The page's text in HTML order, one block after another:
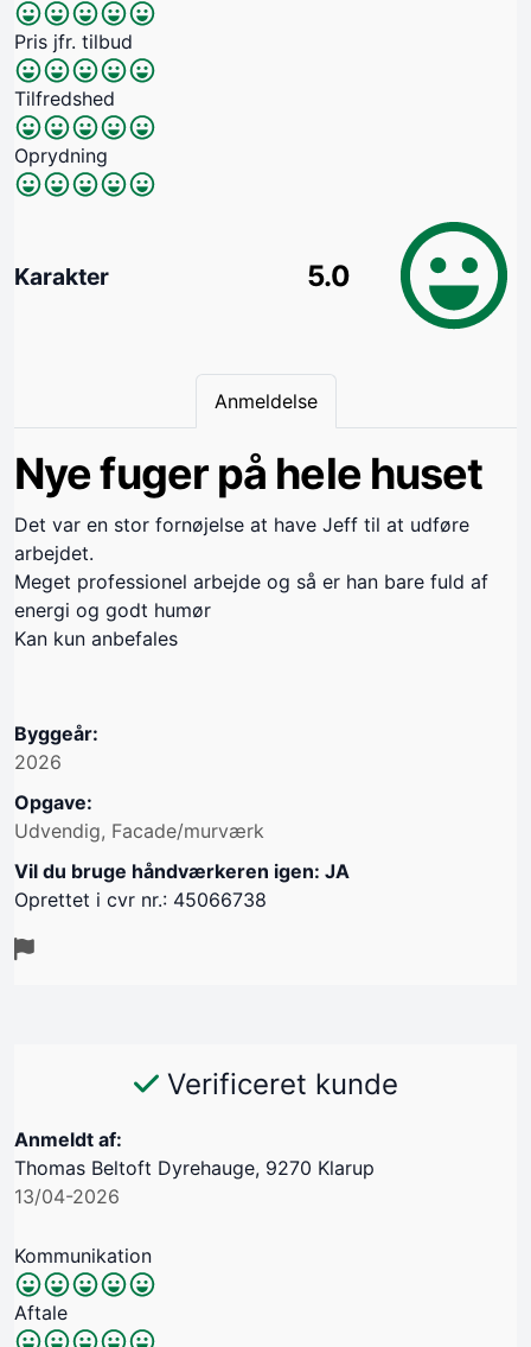
Pris jfr. tilbud
Tilfredshed
Oprydning
Karakter 5.0
Anmeldelse
Nye fuger på hele huset
Det var en stor fornøjelse at have Jeff til at udføre
arbejdet.
Meget professionel arbejde og så er han bare fuld af
energi og godt humør
Kan kun anbefales
Byggeår:
2026
Opgave:
Udvendig, Facade/murværk
Vil du bruge håndværkeren igen: JA
Oprettet i cvr nr.: 45066738
Verificeret kunde
Anmeldt af:
Thomas Beltoft Dyrehauge, 9270 Klarup
13/04-2026
Kommunikation
Aftale